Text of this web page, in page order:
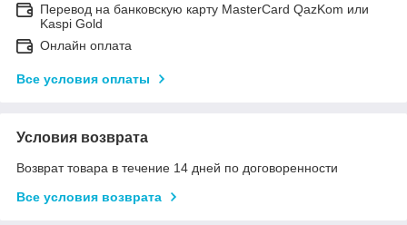
Перевод на банковскую карту MasterCard QazKom или
Kaspi Gold
Онлайн оплата
Все условия оплаты
Условия возврата
Возврат товара в течение 14 дней по договоренности
Все условия возврата